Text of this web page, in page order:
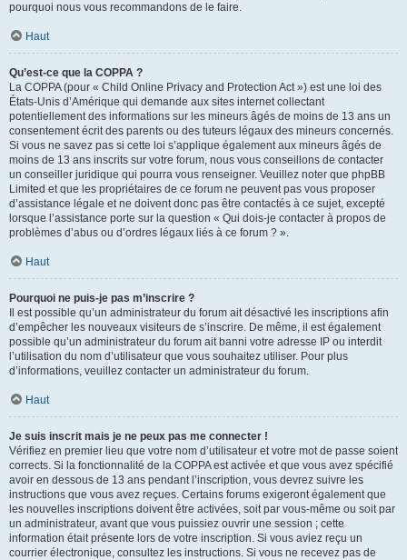
pourquoi nous vous recommandons de le faire.
Haut
Qu’est-ce que la COPPA ?
La COPPA (pour « Child Online Privacy and Protection Act ») est une loi des
États-Unis d’Amérique qui demande aux sites internet collectant
potentiellement des informations sur les mineurs âgés de moins de 13 ans un
consentement écrit des parents ou des tuteurs légaux des mineurs concernés.
Si vous ne savez pas si cette loi s’applique également aux mineurs âgés de
moins de 13 ans inscrits sur votre forum, nous vous conseillons de contacter
un conseiller juridique qui pourra vous renseigner. Veuillez noter que phpBB
Limited et que les propriétaires de ce forum ne peuvent pas vous proposer
d’assistance légale et ne doivent donc pas être contactés à ce sujet, excepté
lorsque l’assistance porte sur la question « Qui dois-je contacter à propos de
problèmes d’abus ou d’ordres légaux liés à ce forum ? ».
Haut
Pourquoi ne puis-je pas m’inscrire ?
Il est possible qu’un administrateur du forum ait désactivé les inscriptions afin
d’empêcher les nouveaux visiteurs de s’inscrire. De même, il est également
possible qu’un administrateur du forum ait banni votre adresse IP ou interdit
l’utilisation du nom d’utilisateur que vous souhaitez utiliser. Pour plus
d’informations, veuillez contacter un administrateur du forum.
Haut
Je suis inscrit mais je ne peux pas me connecter !
Vérifiez en premier lieu que votre nom d’utilisateur et votre mot de passe soient
corrects. Si la fonctionnalité de la COPPA est activée et que vous avez spécifié
avoir en dessous de 13 ans pendant l’inscription, vous devrez suivre les
instructions que vous avez reçues. Certains forums exigeront également que
les nouvelles inscriptions doivent être activées, soit par vous-même ou soit par
un administrateur, avant que vous puissiez ouvrir une session ; cette
information était présente lors de votre inscription. Si vous aviez reçu un
courrier électronique, consultez les instructions. Si vous ne recevez pas de